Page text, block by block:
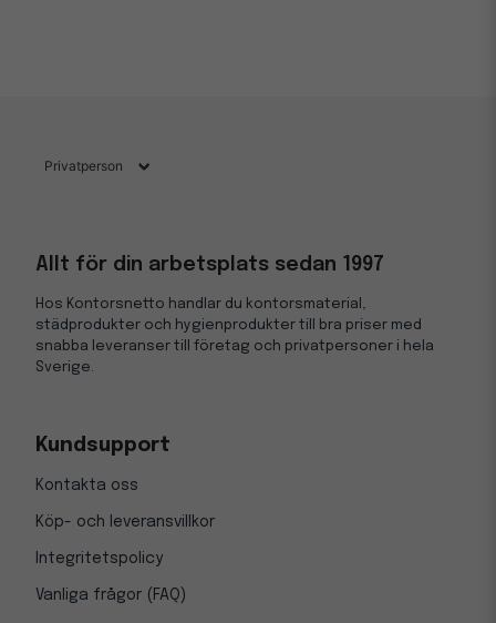
Allt för din arbetsplats sedan 1997
Hos Kontorsnetto handlar du kontorsmaterial,
städprodukter och hygienprodukter till bra priser med
snabba leveranser till företag och privatpersoner i hela
Sverige.
Kundsupport
Kontakta oss
Köp- och leveransvillkor
Integritetspolicy
Vanliga frågor (FAQ)